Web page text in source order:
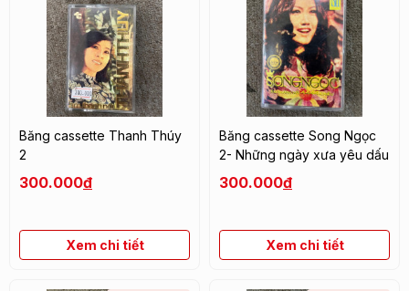
Băng cassette Thanh Thúy
2
300.000đ
Xem chi tiết
Băng cassette Song Ngọc
2- Những ngày xưa yêu dấu
300.000đ
Xem chi tiết